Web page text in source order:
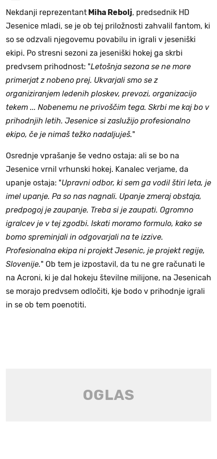
Nekdanji reprezentant Miha Rebolj, predsednik HD
Jesenice mladi, se je ob tej priložnosti zahvalil fantom, ki
so se odzvali njegovemu povabilu in igrali v jeseniški
ekipi. Po stresni sezoni za jeseniški hokej ga skrbi
predvsem prihodnost: "Letošnja sezona se ne more
primerjat z nobeno prej. Ukvarjali smo se z
organiziranjem ledenih ploskev, prevozi, organizacijo
tekem ... Nobenemu ne privoščim tega. Skrbi me kaj bo v
prihodnjih letih. Jesenice si zaslužijo profesionalno
ekipo, če je nimaš težko nadaljuješ."
Osrednje vprašanje še vedno ostaja: ali se bo na
Jesenice vrnil vrhunski hokej. Kanalec verjame, da
upanje ostaja: "Upravni odbor, ki sem ga vodil štiri leta, je
imel upanje. Pa so nas nagnali. Upanje zmeraj obstaja,
predpogoj je zaupanje. Treba si je zaupati. Ogromno
igralcev je v tej zgodbi. Iskati moramo formulo, kako se
bomo spreminjali in odgovarjali na te izzive.
Profesionalna ekipa ni projekt Jesenic, je projekt regije,
Slovenije." Ob tem je izpostavil, da tu ne gre računati le
na Acroni, ki je dal hokeju številne milijone, na Jesenicah
se morajo predvsem odločiti, kje bodo v prihodnje igrali
in se ob tem poenotiti.